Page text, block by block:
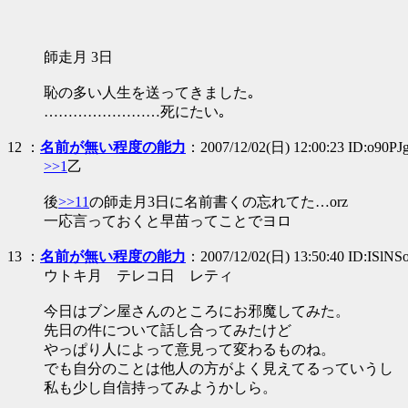
師走月 3日
恥の多い人生を送ってきました｡
……………………死にたい｡
12 ： 名前が無い程度の能力 ：2007/12/02(日) 12:00:23
>>1 乙
後>>11の師走月3日に名前書くの忘れてた…orz
一応言っておくと早苗ってことでヨロ
13 ： 名前が無い程度の能力 ：2007/12/02(日) 13:50:40
ウトキ月 テレコ日 レティ
今日はブン屋さんのところにお邪魔してみた。
先日の件について話し合ってみたけど
やっぱり人によって意見って変わるものね。
でも自分のことは他人の方がよく見えてるっていうし
私も少し自信持ってみようかしら。